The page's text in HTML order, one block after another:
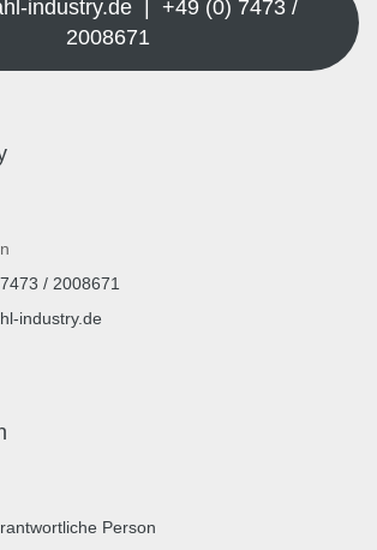
industry.de | +49 (0) 7473 /
2008671
/ 2008671
industry.de
Person